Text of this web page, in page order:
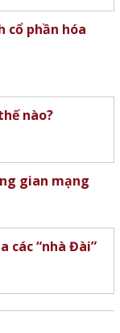
cổ phần hóa
nào?
gian mạng
các “nhà Đài”